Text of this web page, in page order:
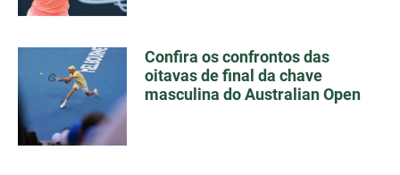
Confira os confrontos das
oitavas de final da chave
masculina do Australian Open